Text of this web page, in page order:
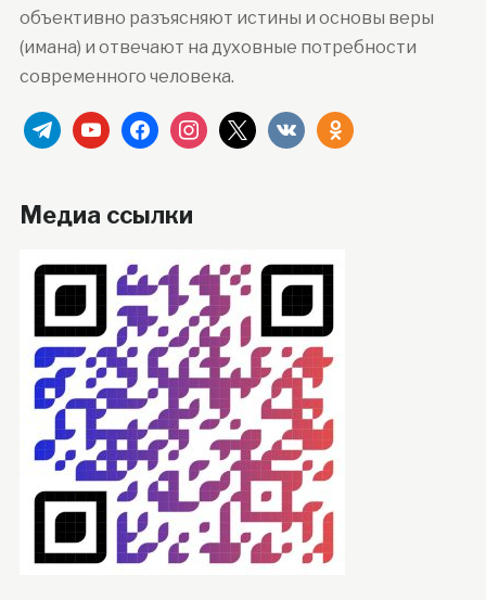
объективно разъясняют истины и основы веры
(имана) и отвечают на духовные потребности
современного человека.
telegramyoutubefacebookinstagram
x vkontakteodnoklassniki
Медиа ссылки